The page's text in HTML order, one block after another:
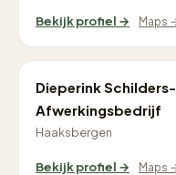
Bekijk profiel → Maps
Dieperink
Afwerkingsbedrijf
Haaksbergen
Bekijk profiel → Maps